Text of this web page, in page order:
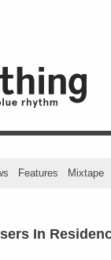
Features Mixtape
In